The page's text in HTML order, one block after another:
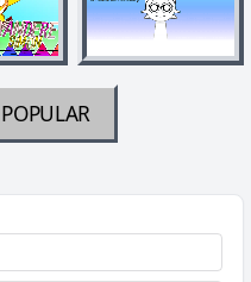
POPULAR